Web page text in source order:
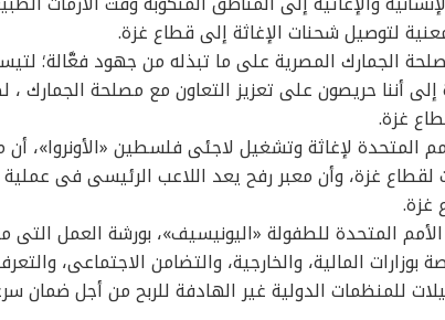
لتوصيل شحنات الإغاثة إلى قطاع غزة.
الجمارك المصرية على ما تبذله من جهود فعَّالة؛
أننا حريصون على تعزيز التعاون مع مصلحة الجمارك
غزة.
المتحدة لإغاثة وتشغيل لاجئى فلسطين «الأونروا»،
غزة، وأن معبر رفح يعد اللاعب الرئيسى فى عملية
غزة.
المتحدة للطفولة «اليونيسيف»، بورشة العمل التى
بوزارات المالية، والخارجية، والتضامن الاجتماعى،
للمنظمات الدولية غير الهادفة للربح من أجل ضمان